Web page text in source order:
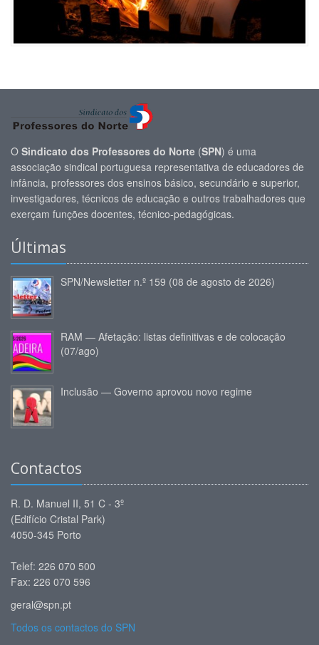
O Sindicato dos Professores do Norte (SPN) é uma
associação sindical portuguesa representativa de educadores de
infância, professores dos ensinos básico, secundário e superior,
investigadores, técnicos de educação e outros trabalhadores que
exerçam funções docentes, técnico-pedagógicas.
Últimas
SPN/Newsletter n.º 159 (08 de agosto de 2026)
RAM — Afetação: listas definitivas e de colocação
(07/ago)
Inclusão — Governo aprovou novo regime
Contactos
R. D. Manuel II, 51 C - 3º
(Edifício Cristal Park)
4050-345 Porto
Telef: 226 070 500
Fax: 226 070 596
geral@spn.pt
Todos os contactos do SPN